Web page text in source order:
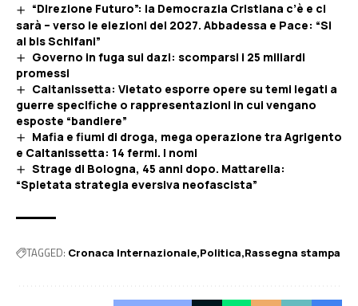
“Direzione Futuro”: la Democrazia Cristiana c’è e ci
sarà – verso le elezioni del 2027. Abbadessa e Pace: “Si
al bis Schifani”
Governo in fuga sui dazi: scomparsi i 25 miliardi
promessi
Caltanissetta: Vietato esporre opere su temi legati a
guerre specifiche o rappresentazioni in cui vengano
esposte “bandiere”
Mafia e fiumi di droga, mega operazione tra Agrigento
e Caltanissetta: 14 fermi. I nomi
Strage di Bologna, 45 anni dopo. Mattarella:
“Spietata strategia eversiva neofascista”
TAGGED: Cronaca Internazionale Politica Rassegna stampa